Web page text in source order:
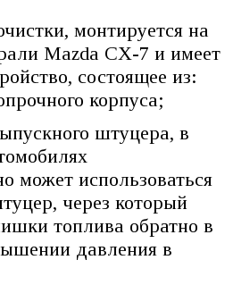
монтируется на
Mazda CX-7 и имеет
состоящее из:
корпуса;
штуцера, в
может использоваться
через который
топлива обратно в
давления в